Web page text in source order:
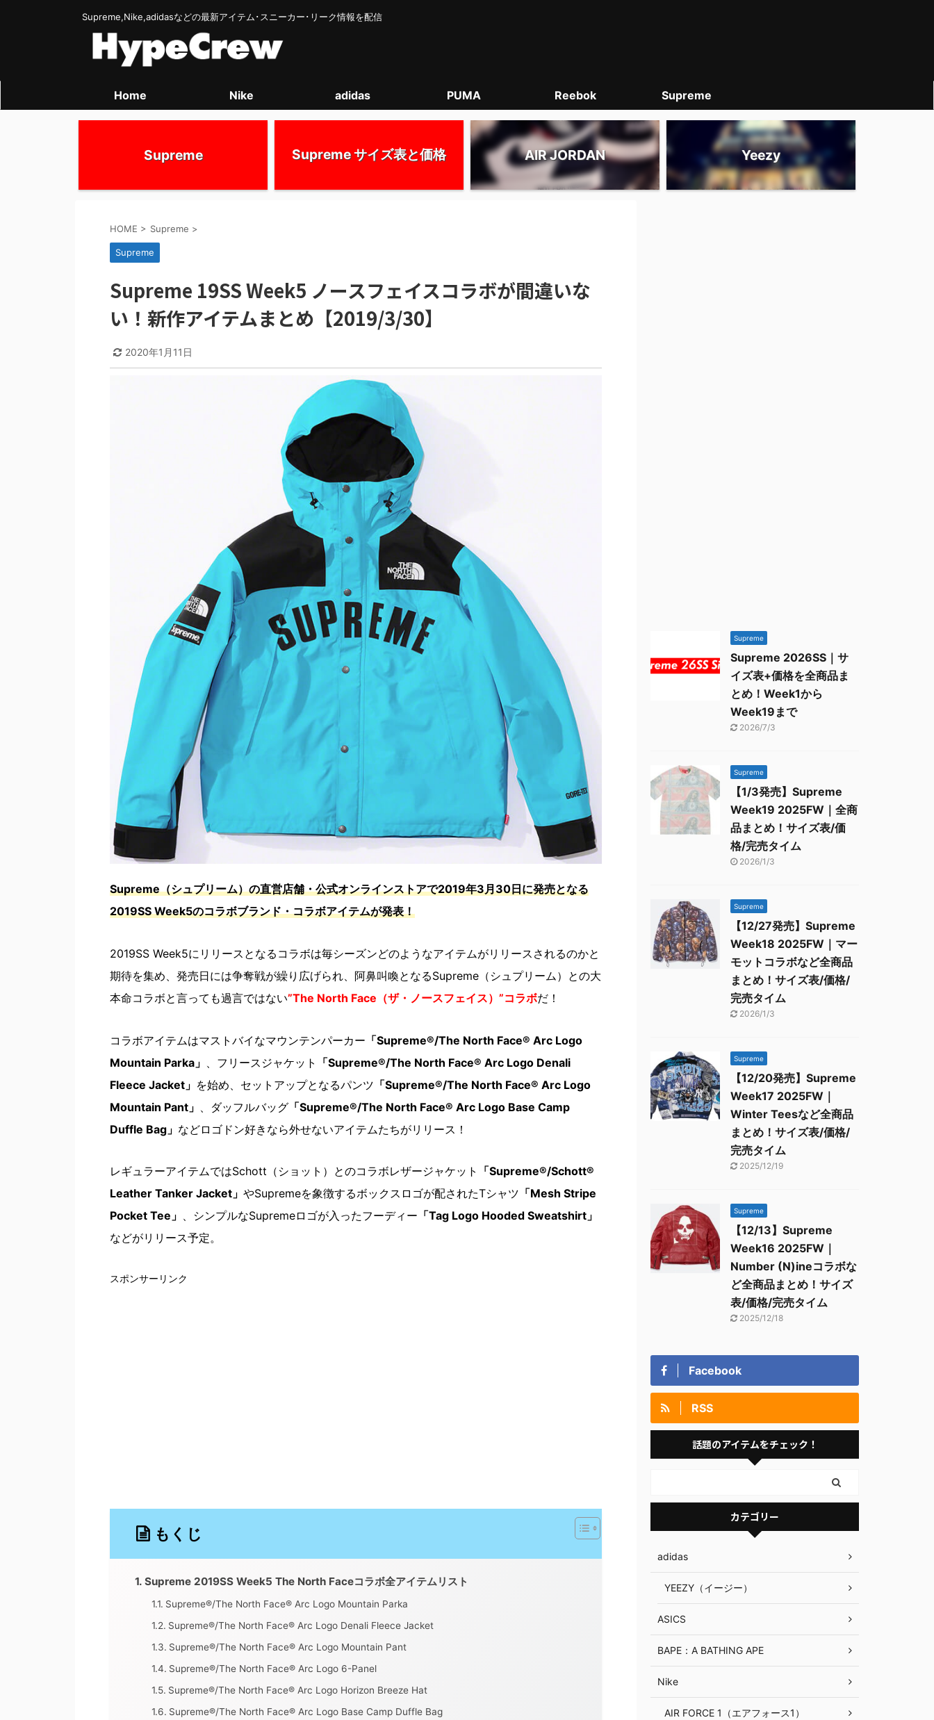
Supreme,Nike,adidasなどの最新アイテム･スニーカー･リーク情報を配信
Home Nike adidas PUMA Reebok Supreme
Supreme Supreme サイズ表と価格 AIR JORDAN Yeezy
HOME > Supreme >
Supreme
Supreme 19SS Week5 ノースフェイスコラボが間違いな
い！新作アイテムまとめ【2019/3/30】
2020年1月11日
Supreme（シュプリーム）の直営店舗・公式オンラインストアで2019年3月30日に発売となる
2019SS Week5のコラボブランド・コラボアイテムが発表！
2019SS Week5にリリースとなるコラボは毎シーズンどのようなアイテムがリリースされるのかと
期待を集め、発売日には争奪戦が繰り広げられ、阿鼻叫喚となるSupreme（シュプリーム）との大
本命コラボと言っても過言ではない”The North Face（ザ・ノースフェイス）”コラボだ！
コラボアイテムはマストバイなマウンテンパーカー 「Supreme®/The North Face® Arc Logo
Mountain Parka」
、フリースジャケット
「Supreme®/The North Face® Arc Logo Denali
Fleece Jacket」 を始め、セットアップとなるパンツ 「Supreme®/The North Face® Arc Logo
Mountain Pant」
、ダッフルバッグ 「Supreme®/The North Face® Arc Logo Base Camp
Duffle Bag」 などロゴドン好きなら外せないアイテムたちがリリース！
レギュラーアイテムではSchott（ショット）とのコラボレザージャケット
「Supreme®/Schott®
Leather Tanker Jacket」 やSupremeを象徴するボックスロゴが配されたTシャツ 「Mesh Stripe
Pocket Tee」 、シンプルなSupremeロゴが入ったフーディー 「Tag Logo Hooded Sweatshirt」
などがリリース予定。
スポンサーリンク
もくじ
Supreme 2019SS Week5 The North Faceコラボ全アイテムリスト
Supreme®/The North Face® Arc Logo Mountain Parka
Supreme®/The North Face® Arc Logo Denali Fleece Jacket
Supreme®/The North Face® Arc Logo Mountain Pant
Supreme®/The North Face® Arc Logo 6-Panel
Supreme®/The North Face® Arc Logo Horizon Breeze Hat
Supreme®/The North Face® Arc Logo Base Camp Duffle Bag
Supreme
Supreme 2026SS｜サ
イズ表+価格を全商品ま
とめ！Week1から
Week19まで
2026/7/3
Supreme
【1/3発売】Supreme
Week19 2025FW｜全商
品まとめ！サイズ表/価
格/完売タイム
2026/1/3
Supreme
【12/27発売】Supreme
Week18 2025FW｜マー
モットコラボなど全商品
まとめ！サイズ表/価格/
完売タイム
2026/1/3
Supreme
【12/20発売】Supreme
Week17 2025FW｜
Winter Teesなど全商品
まとめ！サイズ表/価格/
完売タイム
2025/12/19
Supreme
【12/13】Supreme
Week16 2025FW｜
Number (N)ineコラボな
ど全商品まとめ！サイズ
表/価格/完売タイム
2025/12/18
Facebook
RSS
話題のアイテムをチェック！
カテゴリー
adidas
YEEZY（イージー）
ASICS
BAPE：A BATHING APE
Nike
AIR FORCE 1（エアフォース1）